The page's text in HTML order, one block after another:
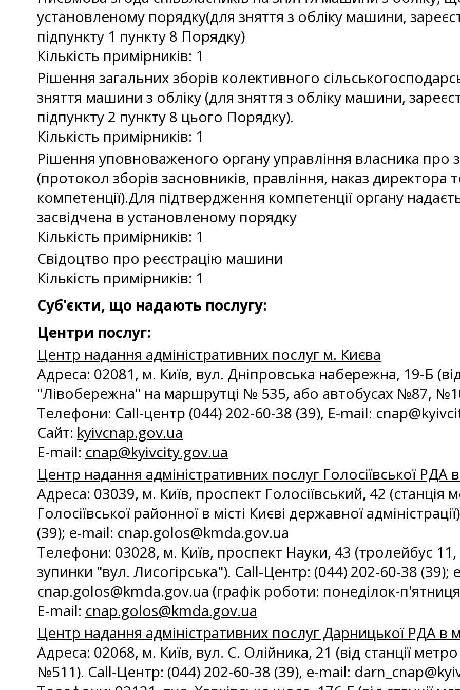
установленому порядку(для зняття з обліку машини,
підпункту 1 пункту 8 Порядку)
Кількість примірників: 1
Рішення загальних зборів колективного
зняття машини з обліку (для зняття з обліку машини,
підпункту 2 пункту 8 цього Порядку).
Кількість примірників: 1
Рішення уповноваженого органу управління власника про
(протокол зборів засновників, правління, наказ
компетенції).Для підтвердження компетенції органу
засвідчена в установленому порядку
Кількість примірників: 1
Свідоцтво про реєстрацію машини
Кількість примірників: 1
Суб'єкти, що надають послугу:
Центри послуг:
Центр надання адміністративних послуг м. Києва
Адреса: 02081, м. Київ, вул. Дніпровська набережна, 19-Б
"Лівобережна" на маршрутці № 535, або автобусах №87,
Телефони: Call-центр (044) 202-60-38 (39), E-mail: с
Сайт: kyivcnap.gov.ua
E-mail: сnap@kyivcity.gov.ua
Центр надання адміністративних послуг Голосіївської РДА
Адреса: 03039, м. Київ, проспект Голосіївський, 42 (станція
Голосіївської районної в місті Києві державної
(39); e-mail: cnap.golos@kmda.gov.ua
Телефони: 03028, м. Київ, проспект Науки, 43 (тролейбус
зупинки "вул. Лисогірська"). Call-Центр: (044) 202-60-38 (39);
cnap.golos@kmda.gov.ua (графік роботи: понеділок-
E-mail: cnap.golos@kmda.gov.ua
Центр надання адміністративних послуг Дарницької РДА в
Адреса: 02068, м. Київ, вул. С. Олійника, 21 (від станції
№511). Call-Центр: (044) 202-60-38 (39), e-mail: